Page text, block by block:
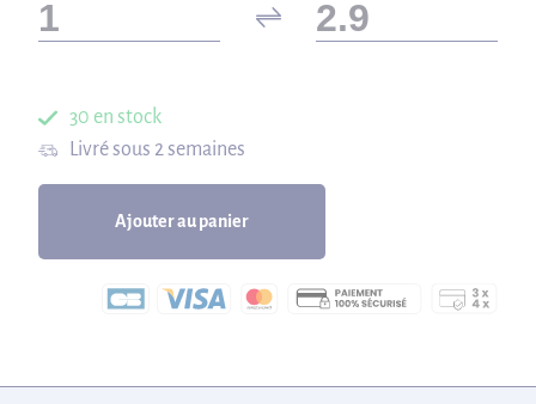
30 en stock
Livré sous 2 semaines
Ajouter au panier